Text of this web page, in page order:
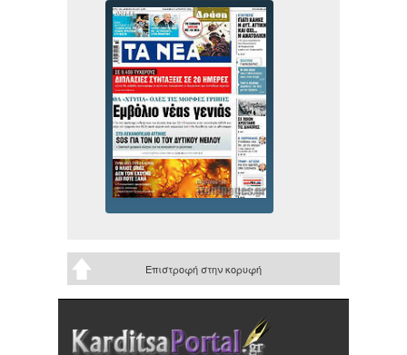
Επιστροφή στην κορυφή